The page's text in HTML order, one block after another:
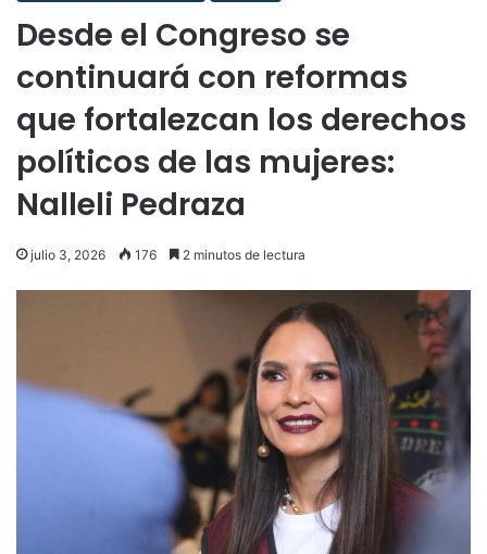
Desde el Congreso se
continuará con reformas
que fortalezcan los derechos
políticos de las mujeres:
Nalleli Pedraza
julio 3, 2026 176 2 minutos de lectura